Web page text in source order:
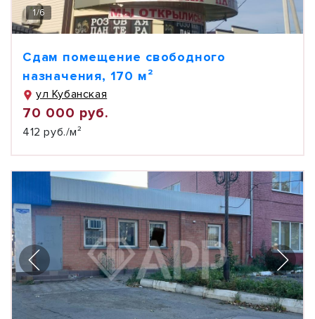
1/6
Сдам помещение свободного
назначения, 170 м²
ул Кубанская
70 000 руб.
412 руб./м²